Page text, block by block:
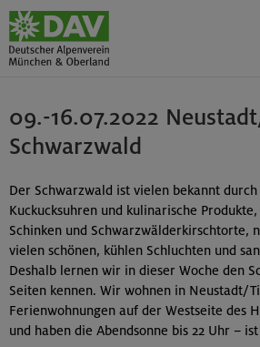
09.-16.07.2022
Schwarzwald
Der Schwarzwald ist vielen bekannt
Kuckucksuhren und kulinarische
Schinken und Schwarzwälderkirschtorte,
vielen schönen, kühlen Schluchten und
Deshalb lernen wir in dieser Woche den
Seiten kennen. Wir wohnen in Neustadt/
Ferienwohnungen auf der Westseite des
und haben die Abendsonne bis 22 Uhr –